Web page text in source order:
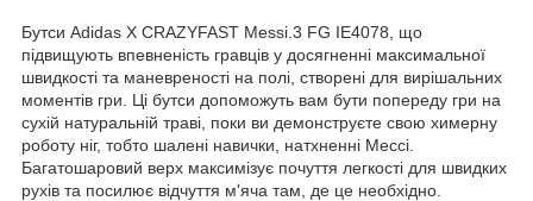
Бутси Adidas X CRAZYFAST Messi.3 FG IE4078, що
підвищують впевненість гравців у досягненні максимальної
швидкості та маневреності на полі, створені для вирішальних
моментів гри. Ці бутси допоможуть вам бути попереду гри на
сухій натуральній траві, поки ви демонструєте свою химерну
роботу ніг, тобто шалені навички, натхненні Мессі.
Багатошаровий верх максимізує почуття легкості для швидких
рухів та посилює відчуття м'яча там, де це необхідно.